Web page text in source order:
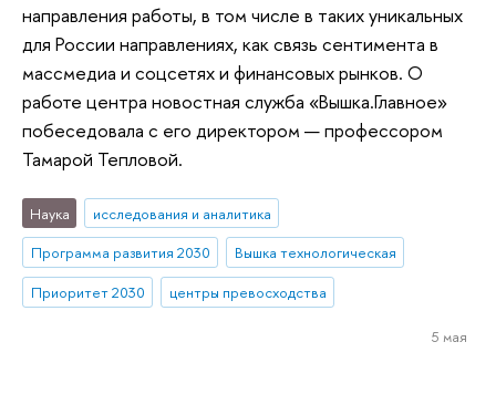
направления работы, в том числе в таких уникальных
для России направлениях, как связь сентимента в
массмедиа и соцсетях и финансовых рынков. О
работе центра новостная служба «Вышка.Главное»
побеседовала с его директором — профессором
Тамарой Тепловой.
Наука
исследования и аналитика
Программа развития 2030
Вышка технологическая
Приоритет 2030
центры превосходства
5 мая